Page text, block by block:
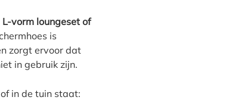
L-vorm loungeset of
is
zorgt ervoor dat
in gebruik zijn.
in de tuin staat: